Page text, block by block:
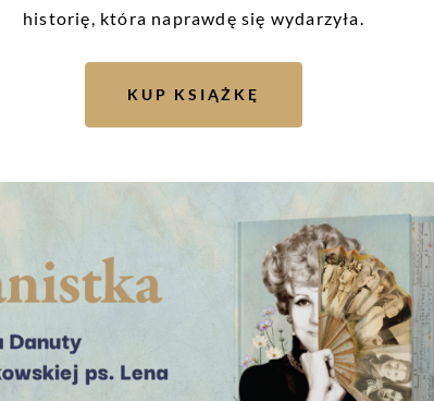
Frąckiewicz to także badacz historii lokalnej.
z Ryk i okolic , przywraca imiona
w cieniu. Organizuje wykłady, prelekcje i
Twierdzy Dęblin czy tragicznej Akcji
wspólnym wysiłkiem w poszukiwaniu
w Stężycy powstała tablica
a lokalne uroczystości – jak coroczne
nie tylko ceremonii, lecz także wspólnej
Frąckiewicz łączy w sobie rzetelność badacza,
historię, która naprawdę się wydarzyła.
KUP KSIĄŻKĘ